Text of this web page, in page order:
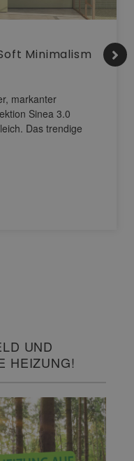
Minimalism
markanter
Sinea 3.0
Das trendige
UND
HEIZUNG!